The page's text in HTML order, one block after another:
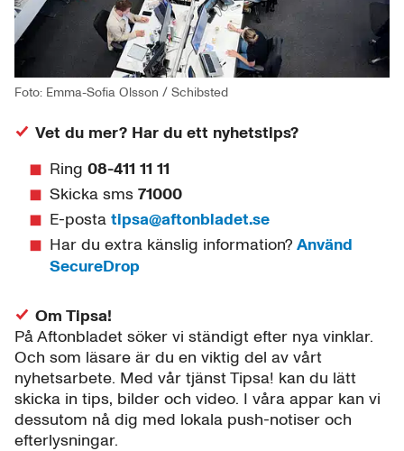
Foto: Emma-Sofia Olsson / Schibsted
Vet du mer? Har du ett nyhetstips?
Ring 08-411 11 11
Skicka sms 71000
E-posta tipsa@aftonbladet.se
Har du extra känslig information? Använd
SecureDrop
Om Tipsa!
På Aftonbladet söker vi ständigt efter nya vinklar.
Och som läsare är du en viktig del av vårt
nyhetsarbete. Med vår tjänst Tipsa! kan du lätt
skicka in tips, bilder och video. I våra appar kan vi
dessutom nå dig med lokala push-notiser och
efterlysningar.